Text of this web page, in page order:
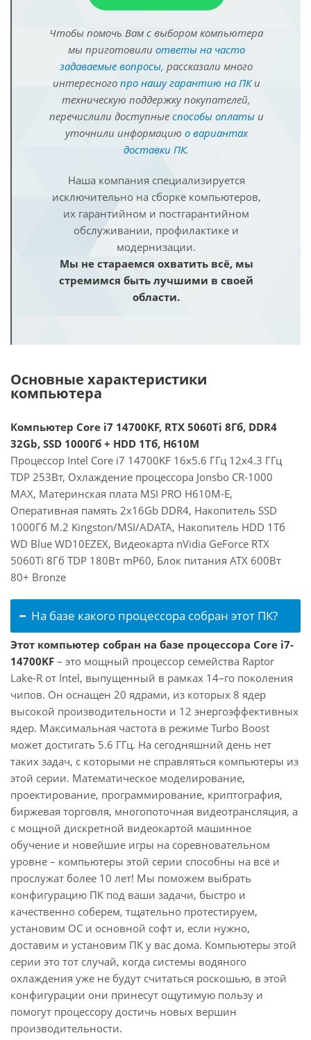
Чтобы помочь Вам с выбором компьютера
мы приготовили ответы на часто
задаваемые вопросы, рассказали много
интересного про нашу гарантию на ПКи
техническую поддержку покупателей,
перечислили доступные способы оплатыи
уточнили информацию о вариантах
доставки ПК.
Наша компания специализируется
исключительно на сборке компьютеров,
их гарантийном и постгарантийном
обслуживании, профилактике и
модернизации.
Мы не стараемся охватить всё, мы
стремимся быть лучшими в своей
области.
Основные характеристики
компьютера
Компьютер Core i7 14700KF, RTX 5060Ti 8Гб, DDR4
32Gb, SSD 1000Гб + HDD 1Тб, H610M
Процессор Intel Core i7 14700KF 16x5.6 ГГц 12x4.3 ГГц
TDP 253Вт, Охлаждение процессора Jonsbo CR-1000
MAX, Материнская плата MSI PRO H610M-E,
Оперативная память 2x16Gb DDR4, Накопитель SSD
1000Гб M.2 Kingston/MSI/ADATA, Накопитель HDD 1Тб
WD Blue WD10EZEX, Видеокарта nVidia GeForce RTX
5060Ti 8Гб TDP 180Вт mP60, Блок питания ATX 600Вт
80+ Bronze
На базе какого процессора собран этот ПК?
Этот компьютер собран на базе процессора Core i7-
14700KF – это мощный процессор семейства Raptor
Lake-R от Intel, выпущенный в рамках 14–го поколения
чипов. Он оснащен 20 ядрами, из которых 8 ядер
высокой производительности и 12 энергоэффективных
ядер. Максимальная частота в режиме Turbo Boost
может достигать 5.6 ГГц. На сегодняшний день нет
таких задач, с которыми не справляться компьютеры из
этой серии. Математическое моделирование,
проектирование, программирование, криптография,
биржевая торговля, многопоточная видеотрансляция, а
с мощной дискретной видеокартой машинное
обучение и новейшие игры на соревновательном
уровне – компьютеры этой серии способны на всё и
прослужат более 10 лет! Мы поможем выбрать
конфигурацию ПК под ваши задачи, быстро и
качественно соберем, тщательно протестируем,
установим ОС и основной софт и, если нужно,
доставим и установим ПК у вас дома. Компьютеры этой
серии это тот случай, когда системы водяного
охлаждения уже не будут считаться роскошью, в этой
конфигурации они принесут ощутимую пользу и
помогут процессору достичь новых вершин
производительности.